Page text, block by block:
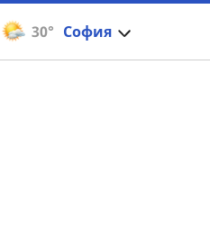
30° София